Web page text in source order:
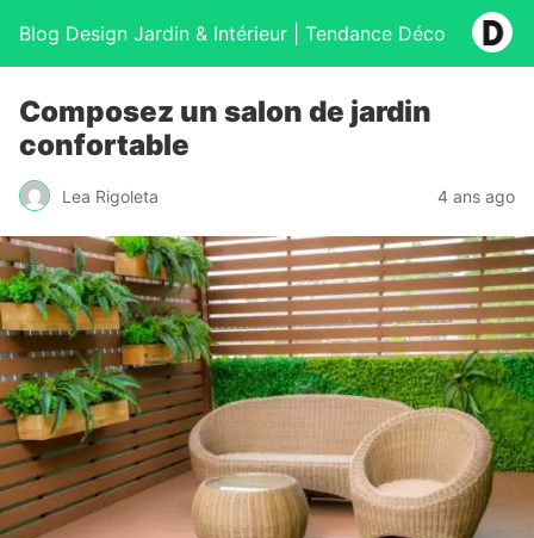
Blog Design Jardin & Intérieur | Tendance Déco
Composez un salon de jardin
confortable
Lea Rigoleta 4 ans ago